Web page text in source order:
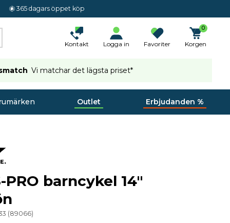
365 dagars öppet köp
Kontakt Logga in Favoriter
0
Korgen
Vi matchar det lägsta priset*
Outlet Erbjudanden %
PRO barncykel 14"
(89066)